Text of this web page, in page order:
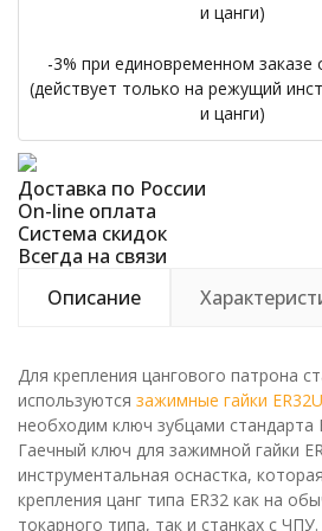
и цанги)
-3% при единовременном заказе
(действует только на режущий
и цанги)
Доставка по России
On-line оплата
Система скидок
Всегда на связи
Описание
Для крепления цангового патрона
используются зажимные гайки
необходим ключ зубцами стандарта
Гаечный ключ для зажимной гайки
инструментальная оснастка,
крепления цанг типа ER32 как на
токарного типа, так и станках с ЧПУ.